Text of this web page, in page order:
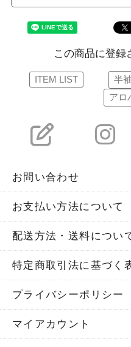
この商品に登録
ITEM LIST 半
アロ
お問い合わせ
お支払い方法について
配送方法・送料につい
特定商取引法に基づく
プライバシーポリシー
マイアカウント